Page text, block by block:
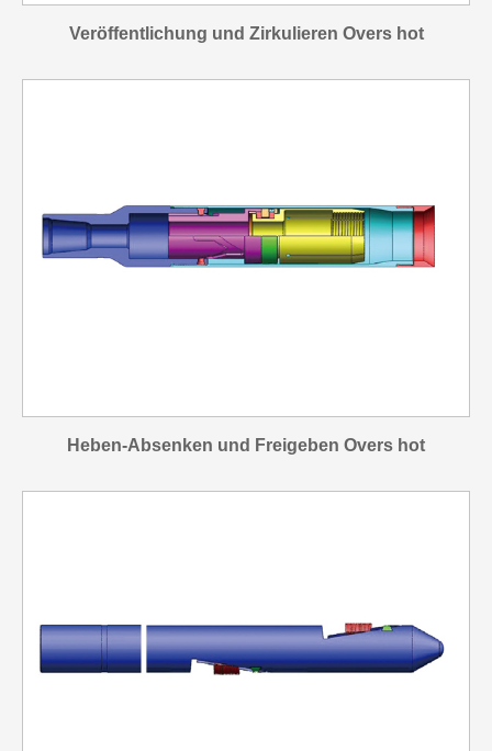
Veröffentlichung und Zirkulieren Overs hot
Heben-Absenken und Freigeben Overs hot